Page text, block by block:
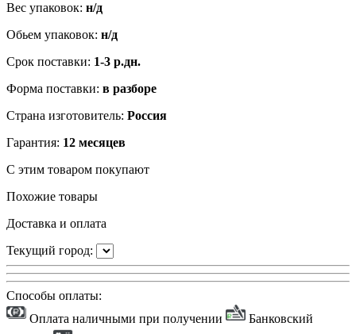
Вес упаковок: н/д
Обьем упаковок: н/д
Срок поставки: 1-3 р.дн.
Форма поставки: в разборе
Страна изготовитель: Россия
Гарантия: 12 месяцев
С этим товаром покупают
Похожие товары
Доставка и оплата
Текущий город:
Способы оплаты:
Оплата наличными при получении
Банковский